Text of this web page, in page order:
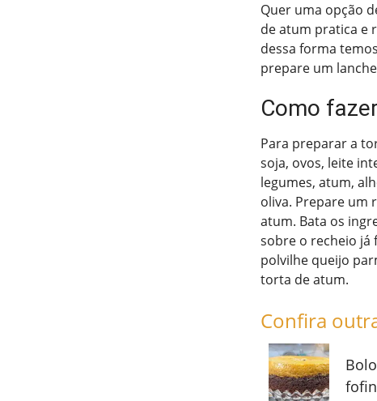
Quer uma opção
de atum pratica e
dessa forma
prepare um
Como
Para preparar a
soja, ovos, leite
legumes, atum,
oliva. Prepare um
atum. Bata os
sobre o recheio já
polvilhe queijo
torta de atum.
Confira